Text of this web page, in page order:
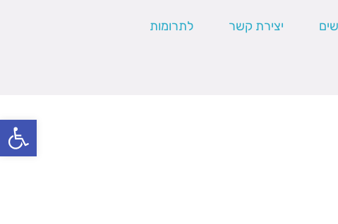
פתח
יצירת קשר לתרומות